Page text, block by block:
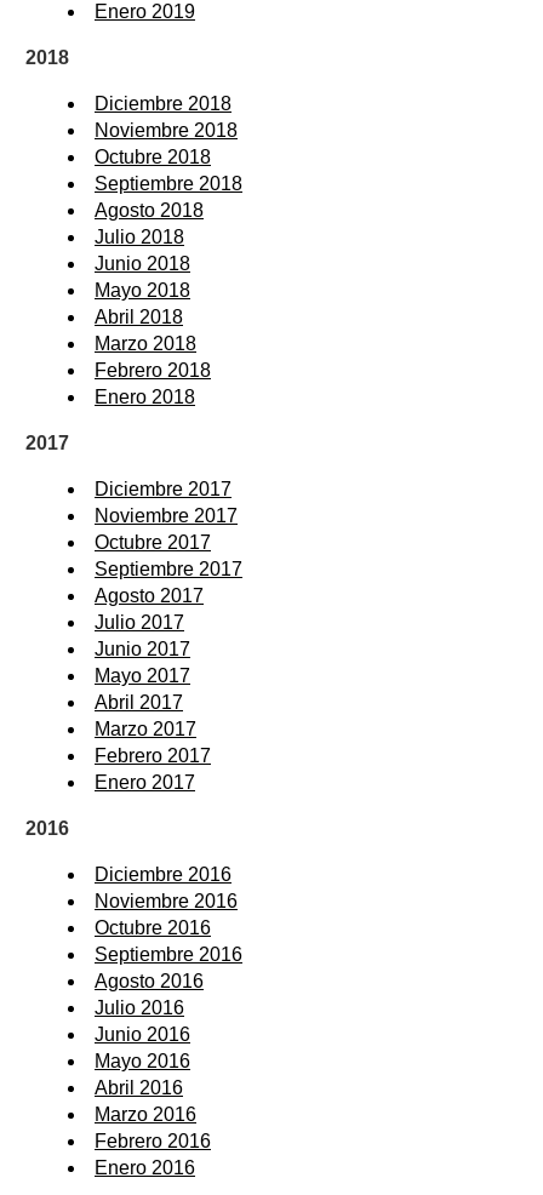
Enero 2019
2018
Diciembre 2018
Noviembre 2018
Octubre 2018
Septiembre 2018
Agosto 2018
Julio 2018
Junio 2018
Mayo 2018
Abril 2018
Marzo 2018
Febrero 2018
Enero 2018
2017
Diciembre 2017
Noviembre 2017
Octubre 2017
Septiembre 2017
Agosto 2017
Julio 2017
Junio 2017
Mayo 2017
Abril 2017
Marzo 2017
Febrero 2017
Enero 2017
2016
Diciembre 2016
Noviembre 2016
Octubre 2016
Septiembre 2016
Agosto 2016
Julio 2016
Junio 2016
Mayo 2016
Abril 2016
Marzo 2016
Febrero 2016
Enero 2016